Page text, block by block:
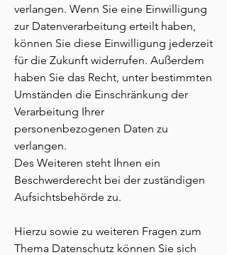
verlangen. Wenn Sie eine Einwilligung
zur Datenverarbeitung erteilt haben,
können Sie diese Einwilligung jederzeit
für die Zukunft widerrufen. Außerdem
haben Sie das Recht, unter bestimmten
Umständen die Einschränkung der
Verarbeitung Ihrer
personenbezogenen Daten zu
verlangen.
Des Weiteren steht Ihnen ein
Beschwerderecht bei der zuständigen
Aufsichtsbehörde zu.
Hierzu sowie zu weiteren Fragen zum
Thema Datenschutz können Sie sich